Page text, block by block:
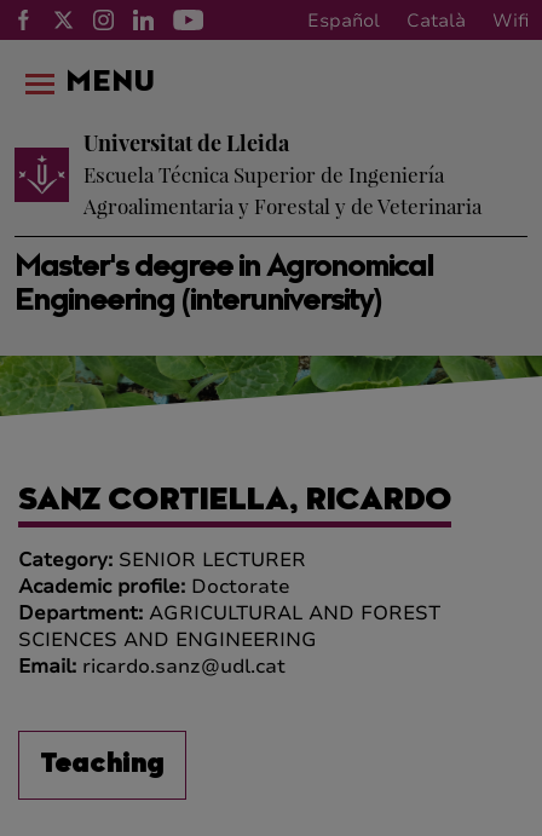
Español Català Wifi
Master's degree in Agronomical
Engineering (interuniversity)
Universitat de Lleida
Escuela Técnica Superior de Ingeniería
Agroalimentaria y Forestal y de Veterinaria
MENU
SANZ CORTIELLA, RICARDO
Category: SENIOR LECTURER
Academic profile: Doctorate
Department: AGRICULTURAL AND FOREST
SCIENCES AND ENGINEERING
Email: ricardo.sanz@udl.cat
Teaching